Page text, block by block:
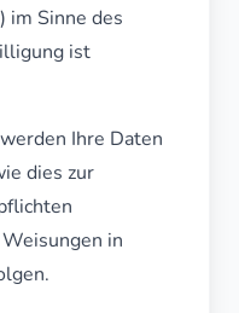
im Sinne des
ist
Ihre Daten
dies zur
in